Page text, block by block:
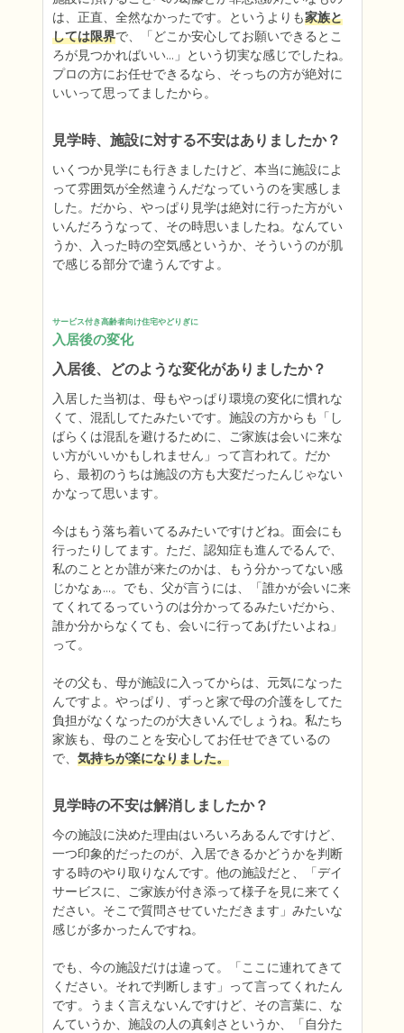
は、正直、全然なかったです。というよりも家族と
しては限界で、「どこか安心してお願いできるとこ
ろが見つかればいい…」という切実な感じでしたね。
プロの方にお任せできるなら、そっちの方が絶対に
いいって思ってましたから。
見学時、施設に対する不安はありましたか？
いくつか見学にも行きましたけど、本当に施設によ
って雰囲気が全然違うんだなっていうのを実感しま
した。だから、やっぱり見学は絶対に行った方がい
いんだろうなって、その時思いましたね。なんてい
うか、入った時の空気感というか、そういうのが肌
で感じる部分で違うんですよ。
サービス付き高齢者向け住宅やどりぎに
入居後の変化
入居後、どのような変化がありましたか？
入居した当初は、母もやっぱり環境の変化に慣れな
くて、混乱してたみたいです。施設の方からも「し
ばらくは混乱を避けるために、ご家族は会いに来な
い方がいいかもしれません」って言われて。だか
ら、最初のうちは施設の方も大変だったんじゃない
かなって思います。
今はもう落ち着いてるみたいですけどね。面会にも
行ったりしてます。ただ、認知症も進んでるんで、
私のこととか誰が来たのかは、もう分かってない感
じかなぁ…。でも、父が言うには、「誰かが会いに来
てくれてるっていうのは分かってるみたいだから、
誰か分からなくても、会いに行ってあげたいよね」
って。
その父も、母が施設に入ってからは、元気になった
んですよ。やっぱり、ずっと家で母の介護をしてた
負担がなくなったのが大きいんでしょうね。私たち
家族も、母のことを安心してお任せできているの
で、 気持ちが楽になりました。
見学時の不安は解消しましたか？
今の施設に決めた理由はいろいろあるんですけど、
一つ印象的だったのが、入居できるかどうかを判断
する時のやり取りなんです。他の施設だと、「デイ
サービスに、ご家族が付き添って様子を見に来てく
ださい。そこで質問させていただきます」みたいな
感じが多かったんですね。
でも、今の施設だけは違って。「ここに連れてきて
ください。それで判断します」って言ってくれたん
です。うまく言えないんですけど、その言葉に、な
んていうか、施設の人の真剣さというか、「自分た